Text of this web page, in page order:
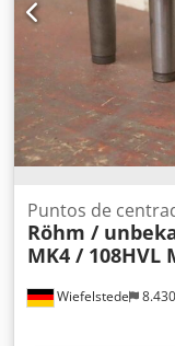
Wiefelstede
Puntos de
Röhm /
MK4 / 108HVL